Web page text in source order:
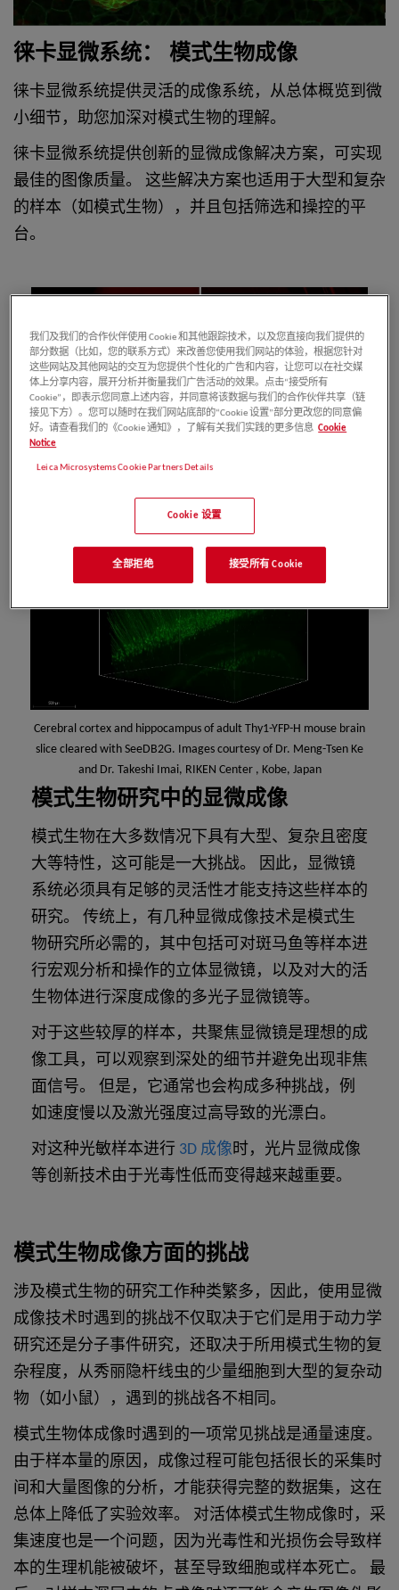
徕卡显微系统： 模式生物成像
徕卡显微系统提供灵活的成像系统，从总体概览到微
小细节，助您加深对模式生物的理解。
徕卡显微系统提供创新的显微成像解决方案，可实现
最佳的图像质量。 这些解决方案也适用于大型和复杂
的样本（如模式生物），并且包括筛选和操控的平
台。
Cerebral cortex and hippocampus of adult Thy1-YFP-H mouse brain
slice cleared with SeeDB2G. Images courtesy of Dr. Meng-Tsen Ke
and Dr. Takeshi Imai, RIKEN Center , Kobe, Japan
模式生物研究中的显微成像
模式生物在大多数情况下具有大型、复杂且密度
大等特性，这可能是一大挑战。 因此，显微镜
系统必须具有足够的灵活性才能支持这些样本的
研究。 传统上，有几种显微成像技术是模式生
物研究所必需的，其中包括可对斑马鱼等样本进
行宏观分析和操作的立体显微镜，以及对大的活
生物体进行深度成像的多光子显微镜等。
对于这些较厚的样本，共聚焦显微镜是理想的成
像工具，可以观察到深处的细节并避免出现非焦
面信号。 但是，它通常也会构成多种挑战，例
如速度慢以及激光强度过高导致的光漂白。
对这种光敏样本进行 3D 成像时，光片显微成像
等创新技术由于光毒性低而变得越来越重要。
模式生物成像方面的挑战
涉及模式生物的研究工作种类繁多，因此，使用显微
成像技术时遇到的挑战不仅取决于它们是用于动力学
研究还是分子事件研究，还取决于所用模式生物的复
杂程度，从秀丽隐杆线虫的少量细胞到大型的复杂动
物（如小鼠），遇到的挑战各不相同。
模式生物体成像时遇到的一项常见挑战是通量速度。
由于样本量的原因，成像过程可能包括很长的采集时
间和大量图像的分析，才能获得完整的数据集，这在
总体上降低了实验效率。 对活体模式生物成像时，采
集速度也是一个问题，因为光毒性和光损伤会导致样
本的生理机能被破坏，甚至导致细胞或样本死亡。 最
我们及我们的合作伙伴使用 Cookie 和其他跟踪技术，以及您直接向我们提供的
部分数据（比如，您的联系方式）来改善您使用我们网站的体验，根据您针对
这些网站及其他网站的交互为您提供个性化的广告和内容，让您可以在社交媒
体上分享内容，展开分析并衡量我们广告活动的效果。点击“接受所有
Cookie”，即表示您同意上述内容，并同意将该数据与我们的合作伙伴共享（链
接见下方）。您可以随时在我们网站底部的“Cookie 设置”部分更改您的同意偏
好。请查看我们的《Cookie 通知》，了解有关我们实践的更多信息 Cookie
Notice
Leica Microsystems Cookie Partners Details
Cookie 设置
全部拒绝 接受所有 Cookie